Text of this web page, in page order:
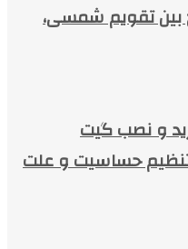
بین تقویم شمسی،
و نصب گیت
حساسیت و علت